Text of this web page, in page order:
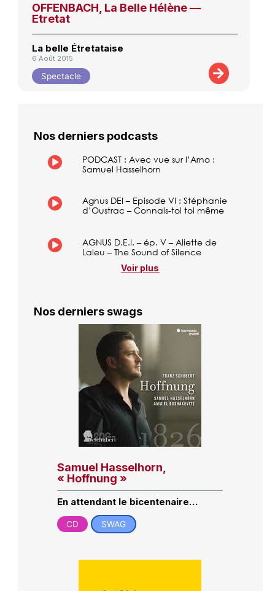
OFFENBACH, La Belle Hélène —
Etretat
La belle Étretataise
6 Août 2015
Spectacle
Nos derniers podcasts
PODCAST : Avec vue sur l’Arno :
Samuel Hasselhorn
Agnus DEI – Episode VI : Stéphanie
d’Oustrac – Connais-toi toi même
AGNUS D.E.I. – ép. V – Aliette de
Laleu – The Sound of Silence
Voir plus
Nos derniers swags
Samuel Hasselhorn,
« Hoffnung »
En attendant le bicentenaire…
CD SWAG